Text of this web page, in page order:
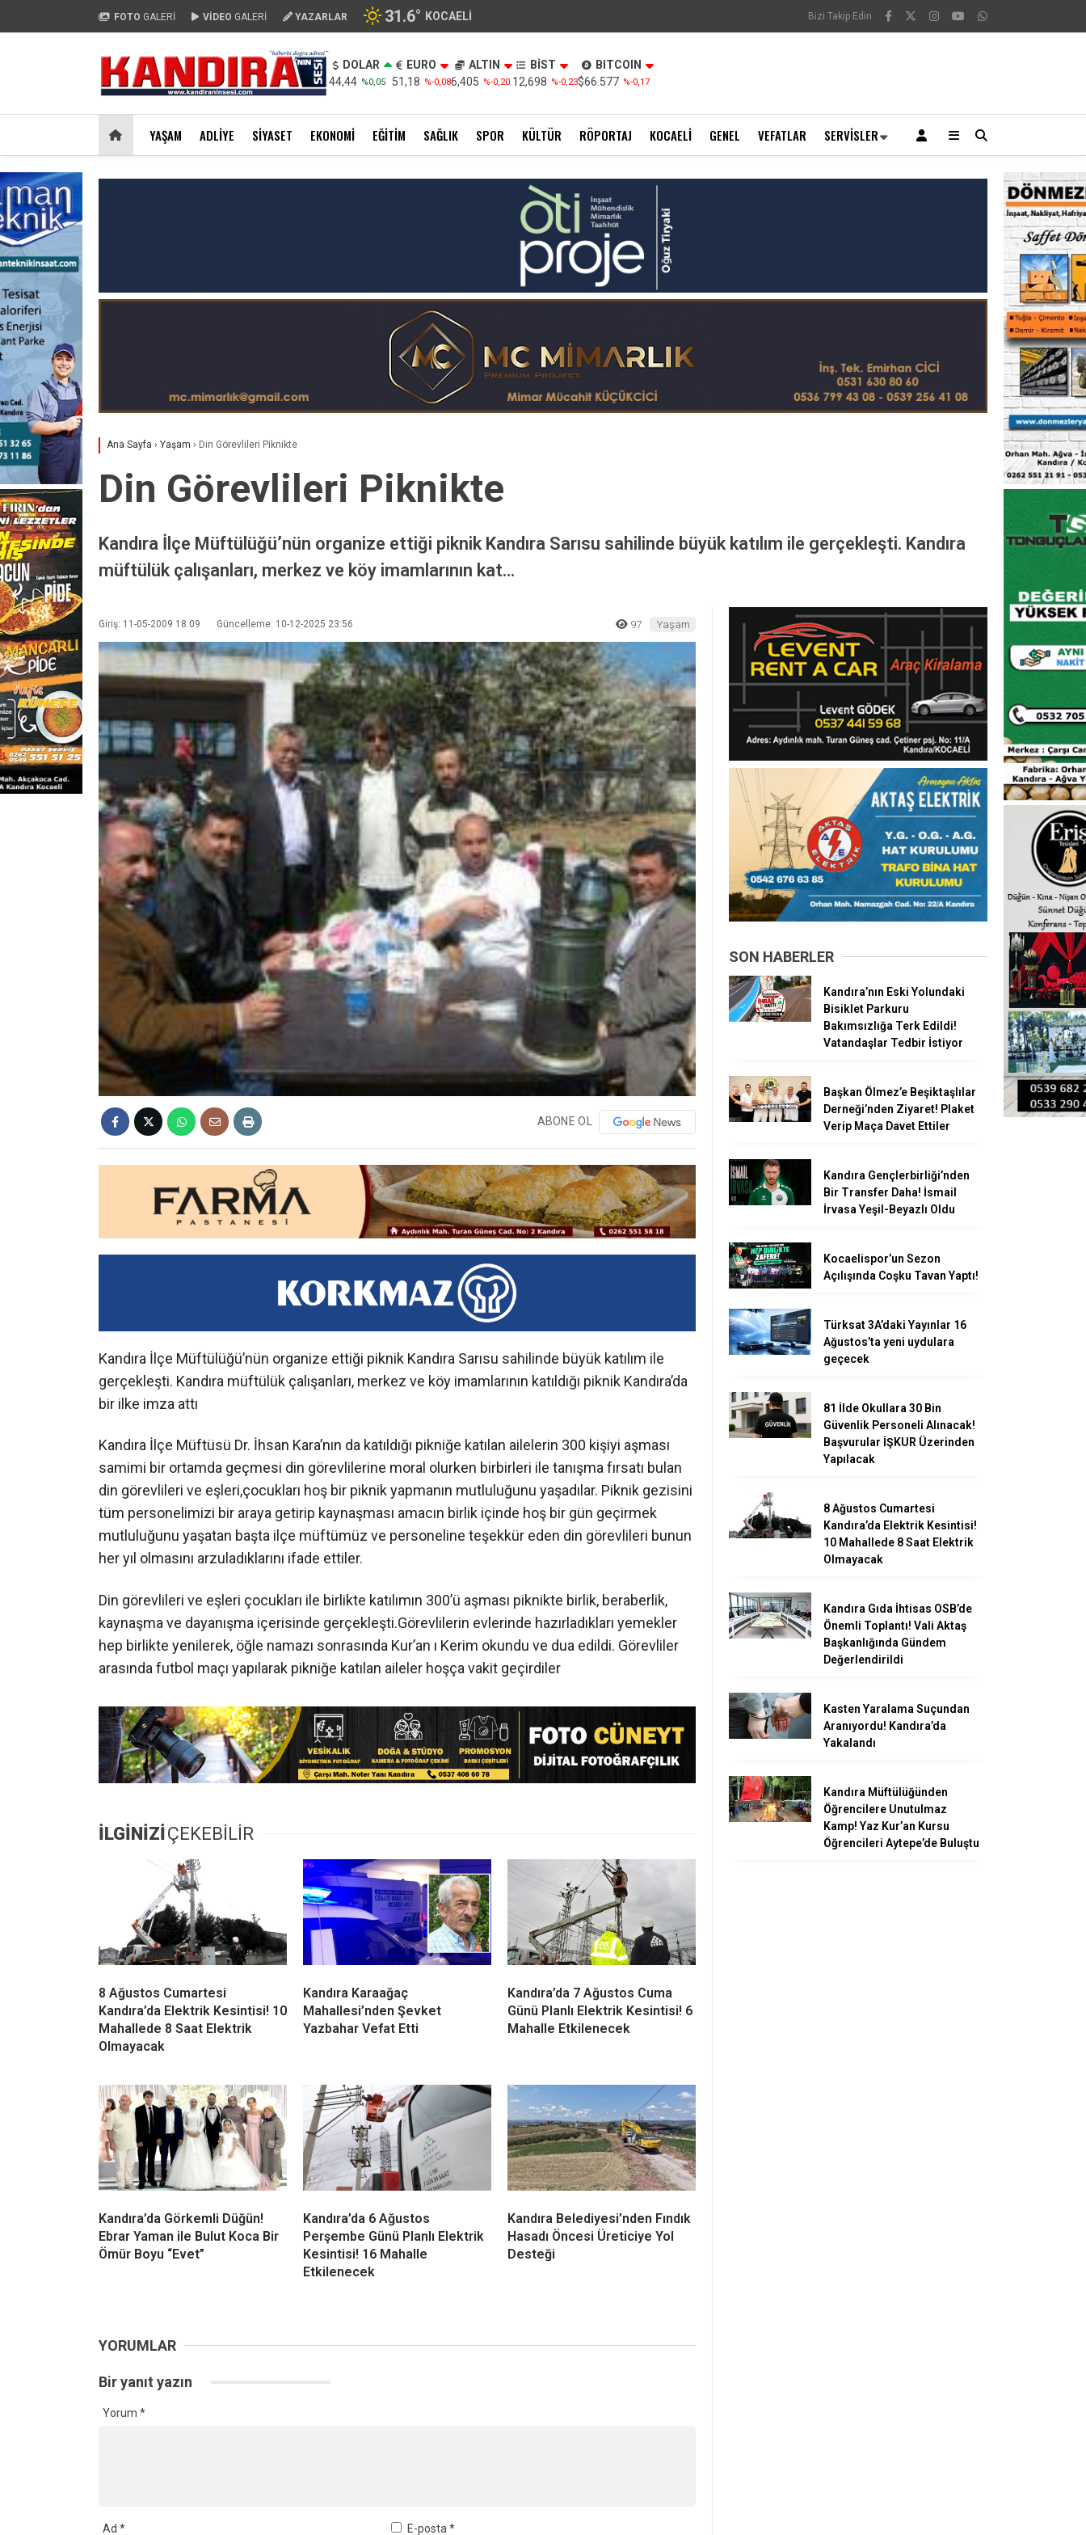
FOTO GALERİ VİDEO GALERİ YAZARLAR 31.6° KOCAELI Bizi Takip Edin
DOLAR
44,44 %0,05
EURO
51,18 %-0,08
ALTIN
6,405 %-0,20
BİST
12,698 %-0,23
BITCOIN
$66.577 %-0,17
YAŞAM ADLIYE SIYASET EKONOMI EĞITIM SAĞLIK SPOR KÜLTÜR RÖPORTAJ KOCAELI GENEL VEFATLAR SERVISLER
Ana Sayfa › Yaşam › Din Görevlileri Piknikte
Din Görevlileri Piknikte
Kandıra İlçe Müftülüğü’nün organize ettiği piknik Kandıra Sarısu sahilinde büyük katılım ile gerçekleşti. Kandıra
müftülük çalışanları, merkez ve köy imamlarının kat…
Giriş: 11-05-2009 18:09 Güncelleme: 10-12-2025 23:56 97 Yaşam
ABONE OL
Kandıra İlçe Müftülüğü’nün organize ettiği piknik Kandıra Sarısu sahilinde büyük katılım ile
gerçekleşti. Kandıra müftülük çalışanları, merkez ve köy imamlarının katıldığı piknik Kandıra’da
Kandıra İlçe Müftüsü Dr. İhsan Kara’nın da katıldığı pikniğe katılan ailelerin 300 kişiyi aşması
samimi bir ortamda geçmesi din görevlilerine moral olurken birbirleri ile tanışma fırsatı bulan
din görevlileri ve eşleri,çocukları hoş bir piknik yapmanın mutluluğunu yaşadılar. Piknik gezisini
tüm personelimizi bir araya getirip kaynaşması amacın birlik içinde hoş bir gün geçirmek
mutluluğunu yaşatan başta ilçe müftümüz ve personeline teşekkür eden din görevlileri bunun
Din görevlileri ve eşleri çocukları ile birlikte katılımın 300’ü aşması piknikte birlik, beraberlik,
kaynaşma ve dayanışma içerisinde gerçekleşti.Görevlilerin evlerinde hazırladıkları yemekler
hep birlikte yenilerek, öğle namazı sonrasında Kur’an ı Kerim okundu ve dua edildi. Görevliler
ÇEKEBİLİR
8 Ağustos Cumartesi
Kandıra’da Elektrik Kesintisi! 10
Mahallede 8 Saat Elektrik
Kandıra Karaağaç
Mahallesi’nden Şevket
Kandıra’da 7 Ağustos Cuma
Günü Planlı Elektrik Kesintisi! 6
Kandıra’da Görkemli Düğün!
Ebrar Yaman ile Bulut Koca Bir
Kandıra’da 6 Ağustos
Perşembe Günü Planlı Elektrik
Kesintisi! 16 Mahalle
Kandıra Belediyesi’nden Fındık
Hasadı Öncesi Üreticiye Yol
SON HABERLER
Kandıra’nın Eski Yolundaki
Bisiklet Parkuru
Bakımsızlığa Terk Edildi!
Vatandaşlar Tedbir İstiyor
Başkan Ölmez’e Beşiktaşlılar
Derneği’nden Ziyaret! Plaket
Verip Maça Davet Ettiler
Kandıra Gençlerbirliği’nden
Bir Transfer Daha! İsmail
İrvasa Yeşil-Beyazlı Oldu
Kocaelispor’un Sezon
Açılışında Coşku Tavan Yaptı!
Türksat 3A’daki Yayınlar 16
Ağustos’ta yeni uydulara
geçecek
81 İlde Okullara 30 Bin
Güvenlik Personeli Alınacak!
Başvurular İŞKUR Üzerinden
Yapılacak
8 Ağustos Cumartesi
Kandıra’da Elektrik Kesintisi!
10 Mahallede 8 Saat Elektrik
Olmayacak
Kandıra Gıda İhtisas OSB’de
Önemli Toplantı! Vali Aktaş
Başkanlığında Gündem
Değerlendirildi
Kasten Yaralama Suçundan
Aranıyordu! Kandıra’da
Yakalandı
Kandıra Müftülüğünden
Öğrencilere Unutulmaz
Kamp! Yaz Kur’an Kursu
Öğrencileri Aytepe’de Buluştu